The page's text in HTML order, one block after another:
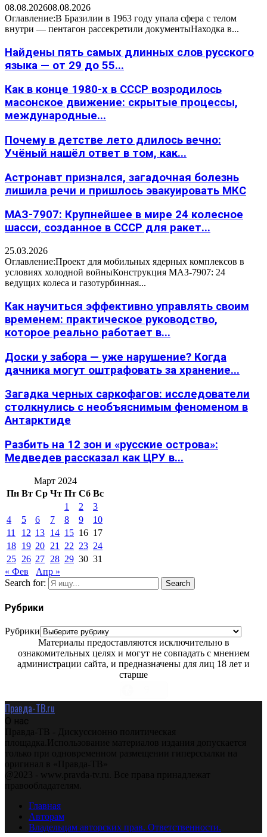
08.08.202608.08.2026
Оглавление:В Бразилии в 1963 году упала сфера с телом
внутри — пентагон рассекретили документыНаходка в...
Найдены пять самых длинных слов русского
языка — от 29 до 55...
Как в конце 1980-х в СССР возродилось
масонское движение: скрытые процессы,
международные...
Почему в детстве лето длилось вечно:
Учёный нашёл ответ в том, как...
Астронавт признался, загадочная болезнь
лишила речи и пришлось эвакуировать МКС
МАЗ-7907: Крупнейшее в мире 24 колесное
шасси, созданное в СССР для ракет...
25.03.2026
Оглавление:Проект для мобильных ядерных комплексов в
условиях холодной войныКонструкция МАЗ-7907: 24
ведущих колеса и газотурбинная...
Как научиться эффективно управлять своим
временем: практическое руководство,
которое реально работает в...
Доски у забора — уже нарушение? Когда
дачника могут оштрафовать за хранение...
Загадка черных саркофагов: исследователи
столкнулись с необъяснимым феноменом в
Антарктиде
Разбить на 12 зон и «русские острова»:
Медведев рассказал как ЦРУ в...
Март 2024
Пн Вт Ср Чт Пт Сб Вс
1
2
3
4
5 6 7 8 9
10
11
12 13 14 15 16 17
18 19 20 21 22 23 24
25 26 27 28 29 30 31
« Фев
Апр »
Search for:
Search
Рубрики
Рубрики
Материалы предоставляются исключительно в
ознакомительных целях и могут не совпадать с мнением
администрации сайта, и предназначены для лиц 18 лет и
старше
Правда-ТВ.ru
О нас
Правда-ТВ - Дискуссионно политическая
площадка.Использование материалов издания допускается
только при одновременном размещении гиперссылки на
оригинал в «Правда-ТВ»
@2023 - www.pravda-tv.ru. Все права принадлежат
правообладателям.
Главная
Авторам
Владельцам авторских прав. Ответственности.